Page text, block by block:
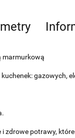
marmurkową
gazowych,
zdrowe potrawy,